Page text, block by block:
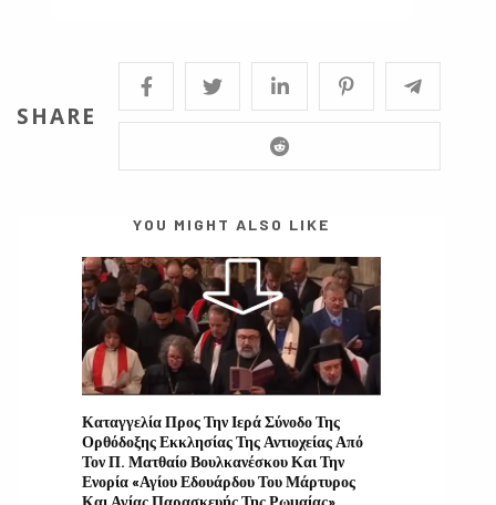
SHARE
YOU MIGHT ALSO LIKE
Καταγγελία Προς Την Ιερά Σύνοδο Της
Ορθόδοξης Εκκλησίας Της Αντιοχείας Από
Τον Π. Ματθαίο Βουλκανέσκου Και Την
Ενορία «Αγίου Εδουάρδου Του Μάρτυρος